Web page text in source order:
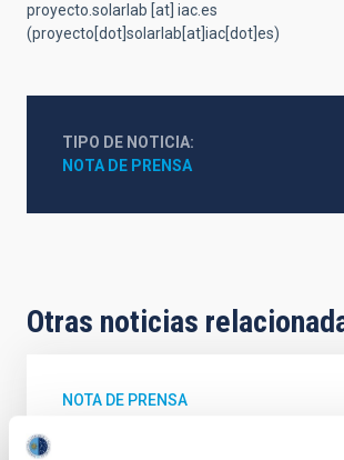
proyecto.solarlab [at] iac.es
(proyecto[dot]solarlab[at]iac[dot]es)
TIPO DE NOTICIA
NOTA DE PRENSA
Otras noticias
NOTA DE PRENSA
Los primeros resultados del